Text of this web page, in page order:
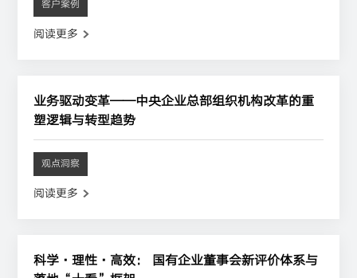
客户案例
阅读更多
业务驱动变革——中央企业总部组织机构改革的重
塑逻辑与转型趋势
观点洞察
阅读更多
科学·理性·高效： 国有企业董事会新评价体系与